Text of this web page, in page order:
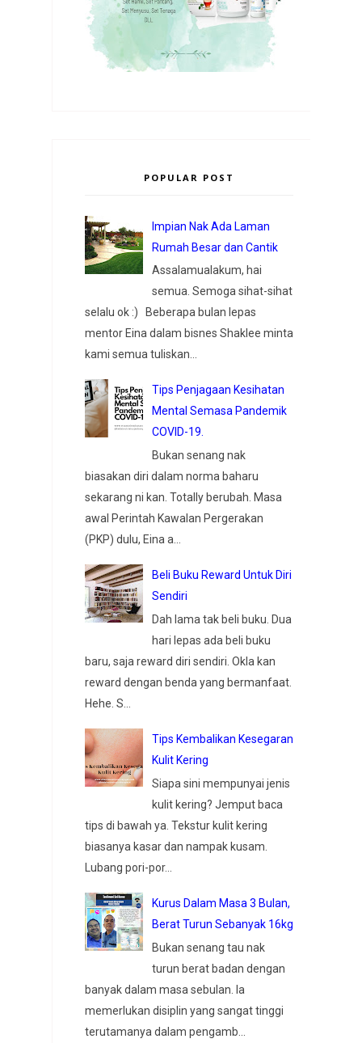
POPULAR POST
Impian Nak Ada Laman
Rumah Besar dan Cantik
Assalamualakum, hai
semua. Semoga sihat-sihat
selalu ok :) Beberapa bulan lepas
mentor Eina dalam bisnes Shaklee minta
kami semua tuliskan...
Tips Penjagaan Kesihatan
Mental Semasa Pandemik
COVID-19.
Bukan senang nak
biasakan diri dalam norma baharu
sekarang ni kan. Totally berubah. Masa
awal Perintah Kawalan Pergerakan
(PKP) dulu, Eina a...
Beli Buku Reward Untuk Diri
Sendiri
Dah lama tak beli buku. Dua
hari lepas ada beli buku
baru, saja reward diri sendiri. Okla kan
reward dengan benda yang bermanfaat.
Hehe. S...
Tips Kembalikan Kesegaran
Kulit Kering
Siapa sini mempunyai jenis
kulit kering? Jemput baca
tips di bawah ya. Tekstur kulit kering
biasanya kasar dan nampak kusam.
Lubang pori-por...
Kurus Dalam Masa 3 Bulan,
Berat Turun Sebanyak 16kg
Bukan senang tau nak
turun berat badan dengan
banyak dalam masa sebulan. Ia
memerlukan disiplin yang sangat tinggi
terutamanya dalam pengamb...